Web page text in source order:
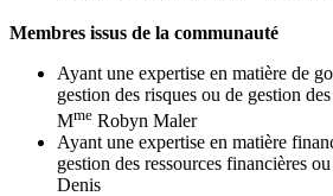
Membres issus de la communauté
Ayant une expertise en matière de
gestion des risques ou de gestion
Mme Robyn Maler
Ayant une expertise en matière
gestion des ressources financières
Denis